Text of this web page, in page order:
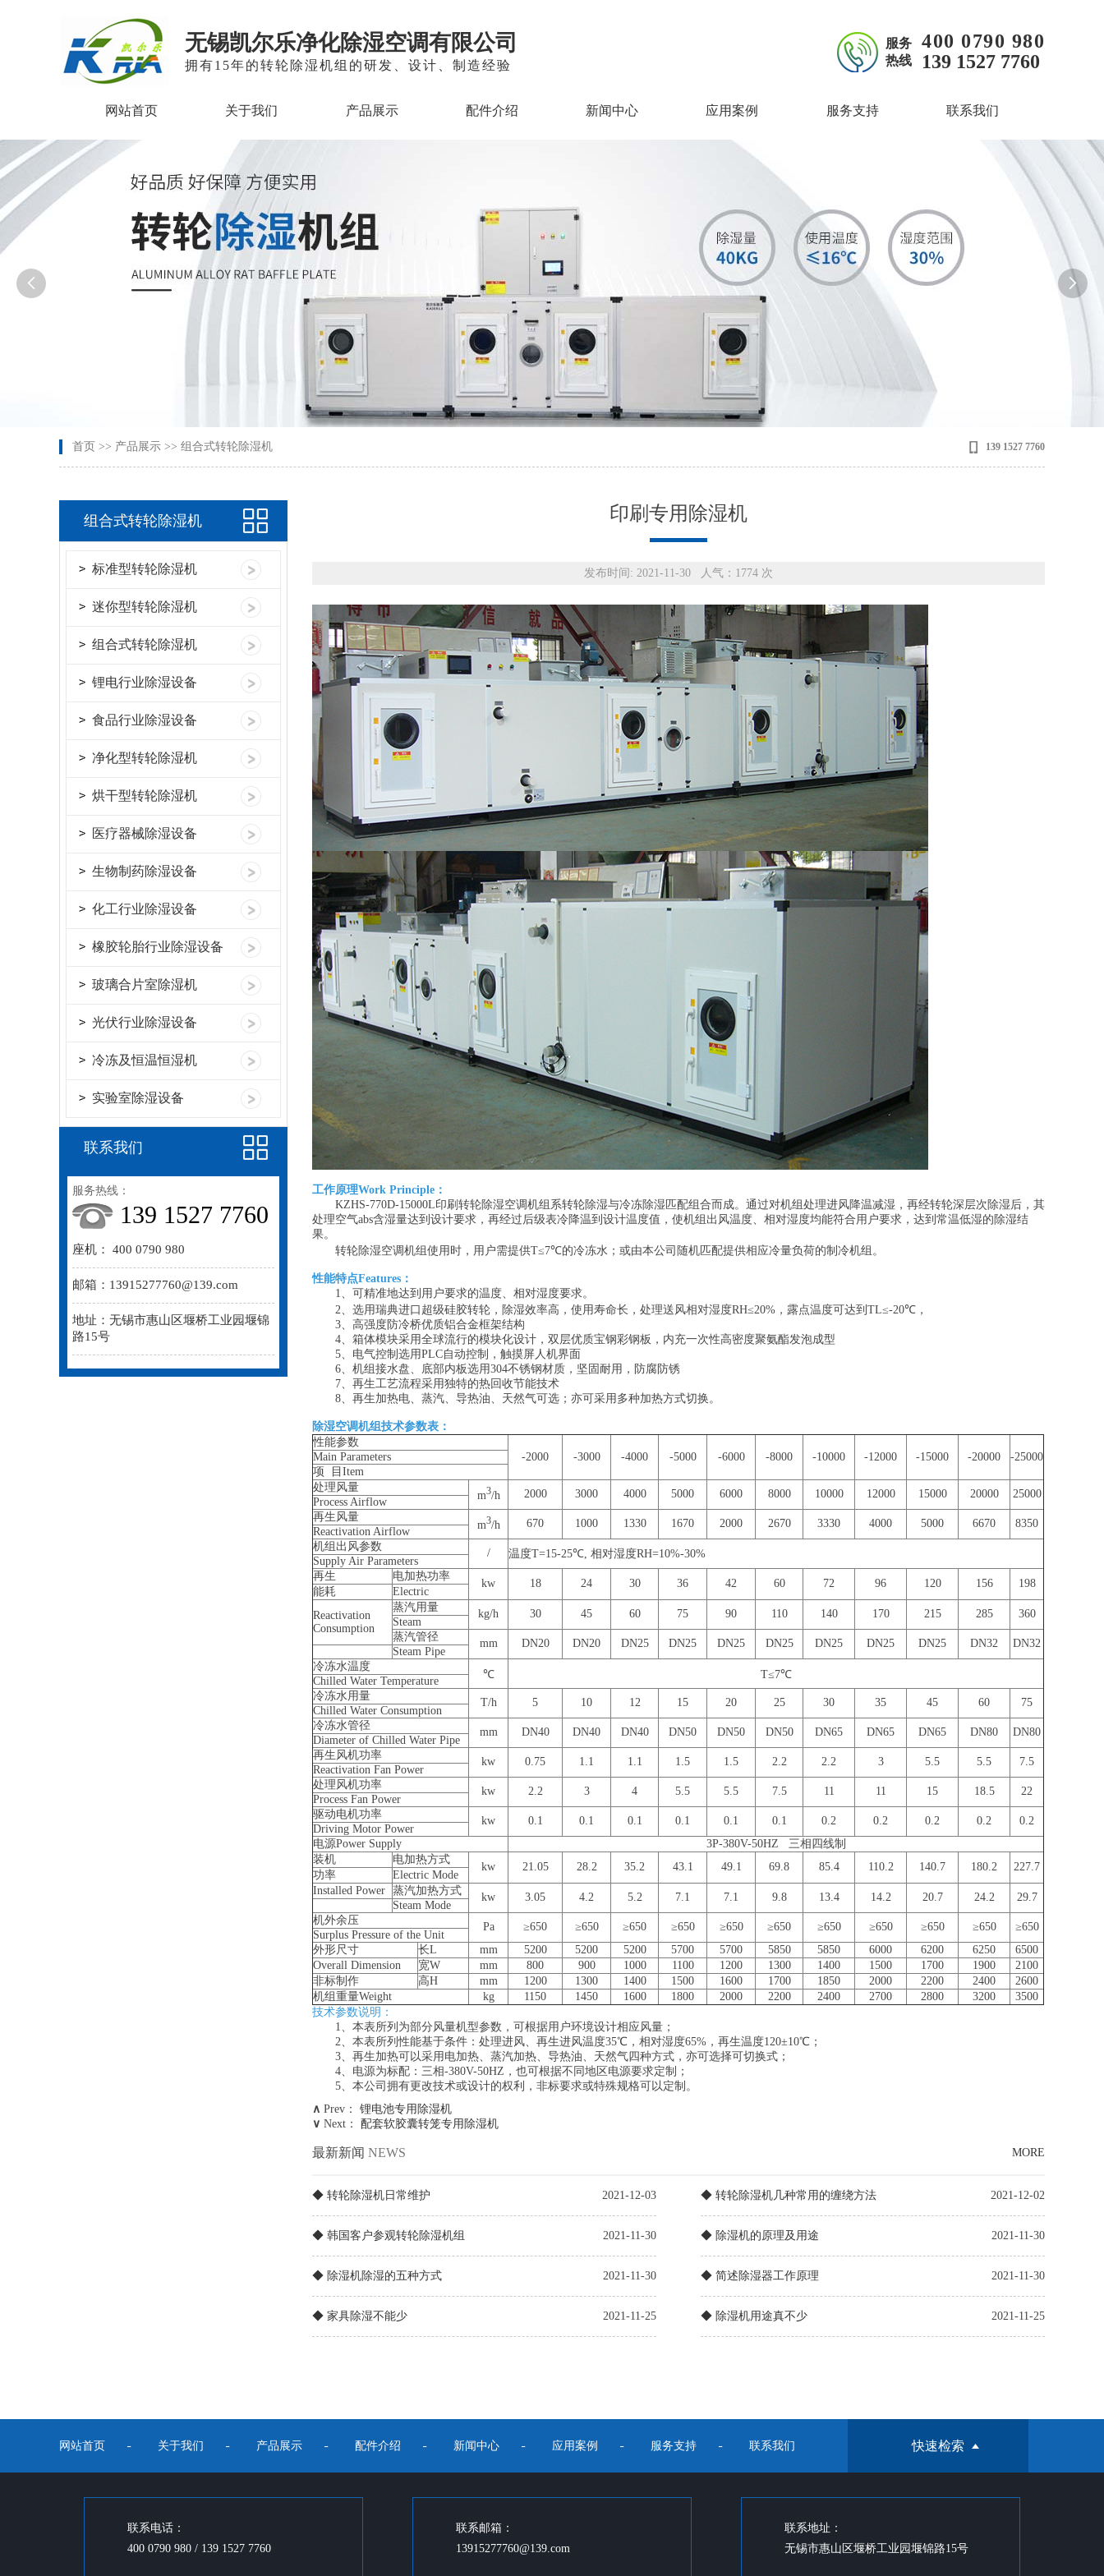
无锡凯尔乐净化除湿空调有限公司
拥有15年的转轮除湿机组的研发、设计、制造经验
服务
热线
400 0790 980
139 1527 7760
网站首页 关于我们 产品展示 配件介绍 新闻中心 应用案例 服务支持 联系我们
 
首页 >> 产品展示 >> 组合式转轮除湿机 139 1527 7760
组合式转轮除湿机
标准型转轮除湿机
迷你型转轮除湿机
组合式转轮除湿机
锂电行业除湿设备
食品行业除湿设备
净化型转轮除湿机
烘干型转轮除湿机
医疗器械除湿设备
生物制药除湿设备
化工行业除湿设备
橡胶轮胎行业除湿设备
玻璃合片室除湿机
光伏行业除湿设备
冷冻及恒温恒湿机
实验室除湿设备
联系我们
服务热线：
139 1527 7760
座机： 400 0790 980
邮箱：13915277760@139.com
地址：无锡市惠山区堰桥工业园堰锦
路15号
印刷专用除湿机
发布时间: 2021-11-30 人气：1774 次
工作原理Work Principle：
KZHS-770D-15000L印刷转轮除湿空调机组系转轮除湿与冷冻除湿匹配组合而成。通过对机组处理进风降温减湿，再经转轮深层次除湿后，其
处理空气abs含湿量达到设计要求，再经过后级表冷降温到设计温度值，使机组出风温度、相对湿度均能符合用户要求，达到常温低湿的除湿结
果。
转轮除湿空调机组使用时，用户需提供T≤7℃的冷冻水；或由本公司随机匹配提供相应冷量负荷的制冷机组。
性能特点Features：
1、可精准地达到用户要求的温度、相对湿度要求。
2、选用瑞典进口超级硅胶转轮，除湿效率高，使用寿命长，处理送风相对湿度RH≤20%，露点温度可达到TL≤-20℃，
3、高强度防冷桥优质铝合金框架结构
4、箱体模块采用全球流行的模块化设计，双层优质宝钢彩钢板，内充一次性高密度聚氨酯发泡成型
5、电气控制选用PLC自动控制，触摸屏人机界面
6、机组接水盘、底部内板选用304不锈钢材质，坚固耐用，防腐防锈
7、再生工艺流程采用独特的热回收节能技术
8、再生加热电、蒸汽、导热油、天然气可选；亦可采用多种加热方式切换。
除湿空调机组技术参数表：
性能参数
-2000
-3000 -4000 -5000 -6000 -8000 -10000 -12000 -15000 -20000 -25000
Main Parameters
项 目Item
处理风量
m3/h 2000 3000 4000 5000 6000 8000 10000 12000 15000 20000 25000
Process Airflow
再生风量
m3/h 670 1000 1330 1670 2000 2670 3330 4000 5000 6670 8350
Reactivation Airflow
机组出风参数
/ 温度T=15-25℃, 相对湿度RH=10%-30%
Supply Air Parameters
再生
电加热功率
kw 18 24 30 36 42 60 72 96 120 156 198
能耗
Electric
Reactivation
Consumption
蒸汽用量
kg/h 30 45 60 75 90 110 140 170 215 285 360
Steam
蒸汽管径
mm DN20 DN20 DN25 DN25 DN25 DN25 DN25 DN25 DN25 DN32 DN32
Steam Pipe
冷冻水温度
℃ T≤7℃
Chilled Water Temperature
冷冻水用量
T/h 5 10 12 15 20 25 30 35 45 60 75
Chilled Water Consumption
冷冻水管径
mm DN40 DN40 DN40 DN50 DN50 DN50 DN65 DN65 DN65 DN80 DN80
Diameter of Chilled Water Pipe
再生风机功率
kw 0.75 1.1 1.1 1.5 1.5 2.2 2.2 3 5.5 5.5 7.5
Reactivation Fan Power
处理风机功率
kw 2.2 3 4 5.5 5.5 7.5 11 11 15 18.5 22
Process Fan Power
驱动电机功率
kw 0.1 0.1 0.1 0.1 0.1 0.1 0.2 0.2 0.2 0.2 0.2
Driving Motor Power
电源Power Supply
3P-380V-50HZ 三相四线制
装机
电加热方式
kw 21.05 28.2 35.2 43.1 49.1 69.8 85.4 110.2 140.7 180.2 227.7
功率
Electric Mode
Installed Power
蒸汽加热方式
kw 3.05 4.2 5.2 7.1 7.1 9.8 13.4 14.2 20.7 24.2 29.7
Steam Mode
机外余压
Pa ≥650 ≥650 ≥650 ≥650 ≥650 ≥650 ≥650 ≥650 ≥650 ≥650 ≥650
Surplus Pressure of the Unit
外形尺寸
长L mm 5200 5200 5200 5700 5700 5850 5850 6000 6200 6250
6500
Overall Dimension
宽W mm 800 900 1000 1100 1200 1300 1400 1500 1700 1900
2100
非标制作
高H mm 1200 1300 1400 1500 1600 1700 1850 2000 2200 2400
2600
机组重量Weight
kg 1150 1450 1600 1800 2000 2200 2400 2700 2800 3200
3500
技术参数说明：
1、本表所列为部分风量机型参数，可根据用户环境设计相应风量；
2、本表所列性能基于条件：处理进风、再生进风温度35℃，相对湿度65%，再生温度120±10℃；
3、再生加热可以采用电加热、蒸汽加热、导热油、天然气四种方式，亦可选择可切换式；
4、电源为标配：三相-380V-50HZ，也可根据不同地区电源要求定制；
5、本公司拥有更改技术或设计的权利，非标要求或特殊规格可以定制。
∧ Prev： 锂电池专用除湿机
∨ Next： 配套软胶囊转笼专用除湿机
最新新闻 NEWS MORE
◆ 转轮除湿机日常维护 2021-12-03 ◆ 转轮除湿机几种常用的缠绕方法 2021-12-02
◆ 韩国客户参观转轮除湿机组 2021-11-30 ◆ 除湿机的原理及用途 2021-11-30
◆ 除湿机除湿的五种方式 2021-11-30 ◆ 简述除湿器工作原理 2021-11-30
◆ 家具除湿不能少 2021-11-25 ◆ 除湿机用途真不少 2021-11-25
网站首页 关于我们 产品展示 配件介绍 新闻中心 应用案例 服务支持 联系我们 快速检索
联系电话：
400 0790 980 / 139 1527 7760
联系邮箱：
13915277760@139.com
联系地址：
无锡市惠山区堰桥工业园堰锦路15号